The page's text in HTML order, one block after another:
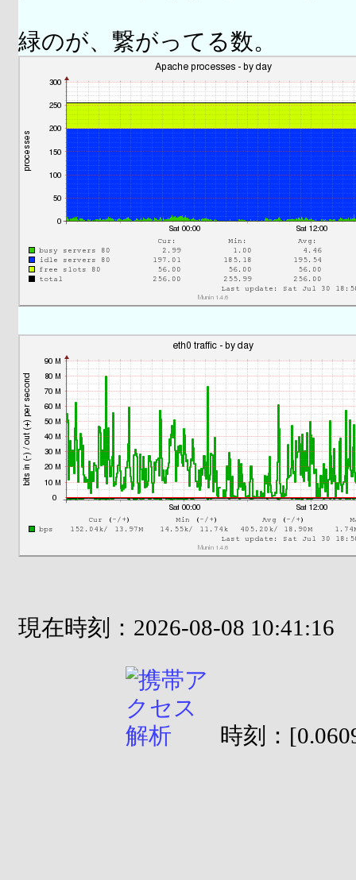
緑のが、繋がってる数。
現在時刻：2026-08-08 10:41:16
時刻：